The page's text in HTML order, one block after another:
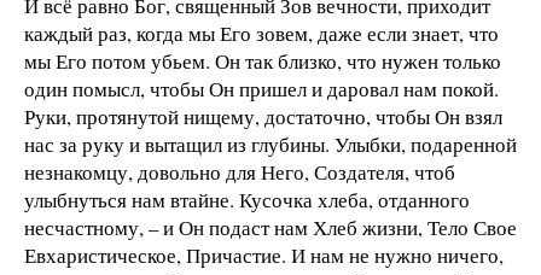
каждый раз, когда мы Его зовем, даже если знает, что
мы Его потом убьем. Он так близко, что нужен только
один помысл, чтобы Он пришел и даровал нам покой.
Руки, протянутой нищему, достаточно, чтобы Он взял
нас за руку и вытащил из глубины. Улыбки, подаренной
незнакомцу, довольно для Него, Создателя, чтоб
улыбнуться нам втайне. Кусочка хлеба, отданного
несчастному, – и Он подаст нам Хлеб жизни, Тело Свое
Евхаристическое, Причастие. И нам не нужно ничего,